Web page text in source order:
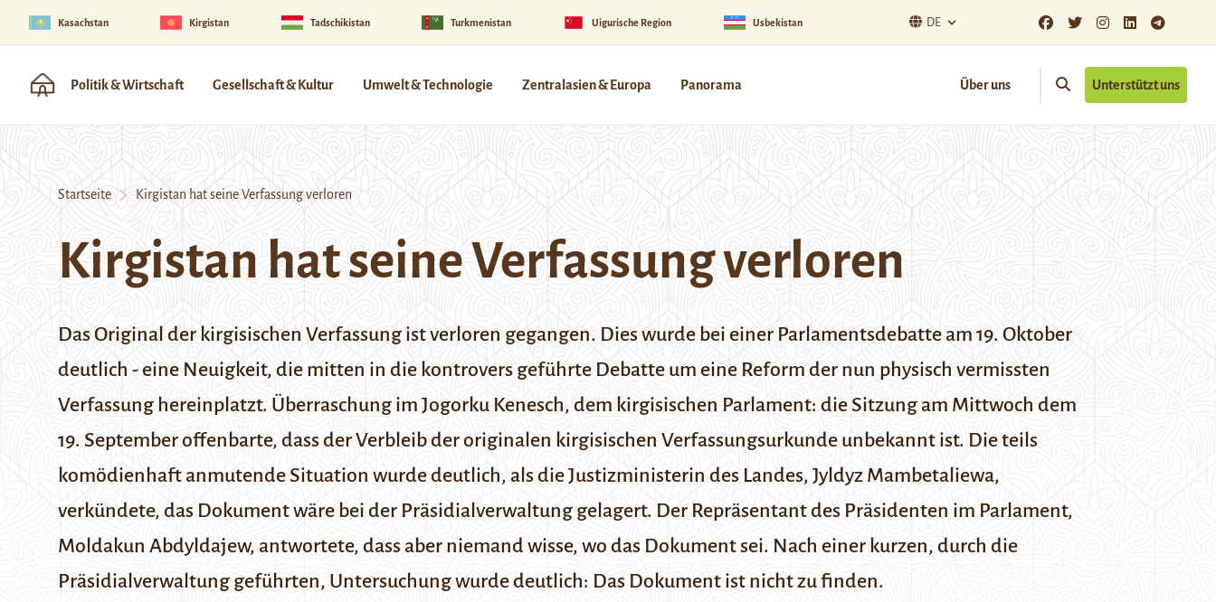
Kasachstan Kirgistan Tadschikistan Turkmenistan Uigurische Region Usbekistan DE
Politik & Wirtschaft Gesellschaft & Kultur Umwelt & Technologie Zentralasien & Europa Panorama Über uns Unterstützt uns
Startseite Kirgistan hat seine Verfassung verloren
Kirgistan hat seine Verfassung verloren
Das Original der kirgisischen Verfassung ist verloren gegangen. Dies wurde bei einer Parlamentsdebatte am 19. Oktober
deutlich - eine Neuigkeit, die mitten in die kontrovers geführte Debatte um eine Reform der nun physisch vermissten
Verfassung hereinplatzt. Überraschung im Jogorku Kenesch, dem kirgisischen Parlament: die Sitzung am Mittwoch dem
19. September offenbarte, dass der Verbleib der originalen kirgisischen Verfassungsurkunde unbekannt ist. Die teils
komödienhaft anmutende Situation wurde deutlich, als die Justizministerin des Landes, Jyldyz Mambetaliewa,
verkündete, das Dokument wäre bei der Präsidialverwaltung gelagert. Der Repräsentant des Präsidenten im Parlament,
Moldakun Abdyldajew, antwortete, dass aber niemand wisse, wo das Dokument sei. Nach einer kurzen, durch die
Präsidialverwaltung geführten, Untersuchung wurde deutlich: Das Dokument ist nicht zu finden.